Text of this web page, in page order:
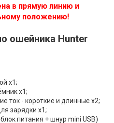
в прямую линию и
положению!
ошейника Hunter
x1;
x1;
ток - короткие и длинные х2;
зарядки х1;
питания + шнур mini USB)